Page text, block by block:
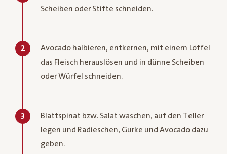
Scheiben oder Stifte schneiden.
2
Avocado halbieren, entkernen, mit einem Löffel
das Fleisch herauslösen und in dünne Scheiben
oder Würfel schneiden.
3
Blattspinat bzw. Salat waschen, auf den Teller
legen und Radieschen, Gurke und Avocado dazu
geben.